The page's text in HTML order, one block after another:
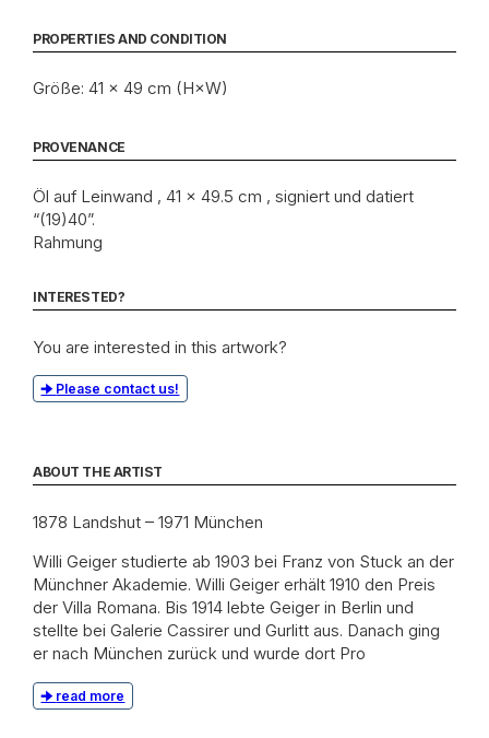
PROPERTIES AND CONDITION
Größe: 41 × 49 cm (H×W)
PROVENANCE
Öl auf Leinwand , 41 x 49.5 cm , signiert und datiert
“(19)40”.
Rahmung
INTERESTED?
You are interested in this artwork?
Please contact us!
ABOUT THE ARTIST
1878 Landshut – 1971 München
Willi Geiger studierte ab 1903 bei Franz von Stuck an der
Münchner Akademie. Willi Geiger erhält 1910 den Preis
der Villa Romana. Bis 1914 lebte Geiger in Berlin und
stellte bei Galerie Cassirer und Gurlitt aus. Danach ging
er nach München zurück und wurde dort Pro
read more